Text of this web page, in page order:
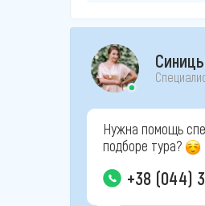
Нужна помощь
подборе тура?
+38 (044)